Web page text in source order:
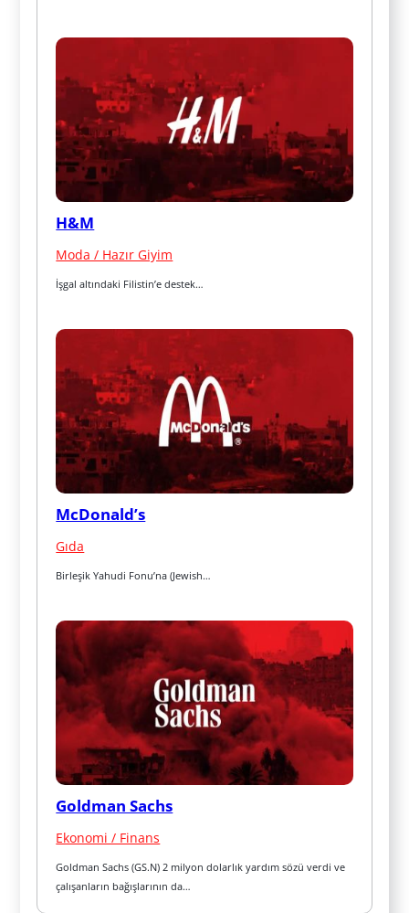
H&M
Moda / Hazır Giyim
İşgal altındaki Filistin’e destek…
McDonald’s
Gıda
Birleşik Yahudi Fonu’na (Jewish…
Goldman Sachs
Ekonomi / Finans
Goldman Sachs (GS.N) 2 milyon dolarlık yardım sözü verdi ve
çalışanların bağışlarının da…